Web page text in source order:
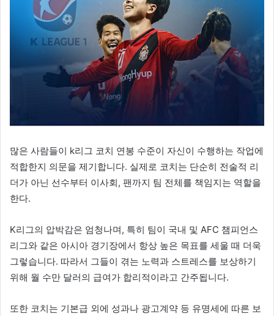
많은 사람들이 k리그 코치 연봉 수준이 자신이 수행하는 작업에
적합한지 의문을 제기합니다. 실제로 코치는 단순히 전술적 리
더가 아닌 선수부터 이사회, 팬까지 팀 전체를 책임지는 역할을
한다.
K리그의 압박감은 엄청나며, 특히 팀이 국내 및 AFC 챔피언스
리그와 같은 아시아 경기장에서 항상 높은 목표를 세울 때 더욱
그렇습니다. 따라서 그들이 겪는 노력과 스트레스를 보상하기
위해 월 수만 달러의 급여가 합리적이라고 간주됩니다.
또한 코치는 기본급 외에 성과나 광고계약 등 유명세에 따른 보